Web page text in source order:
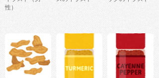
性）